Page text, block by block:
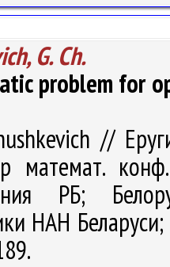
G. Ch.
problem for
//
математ.
РБ;
НАН